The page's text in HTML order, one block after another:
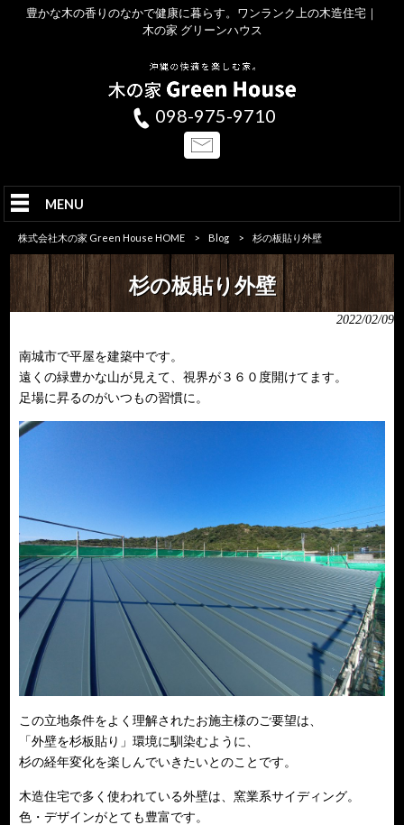
豊かな木の香りのなかで健康に暮らす。ワンランク上の木造住宅｜
木の家 グリーンハウス
098-975-9710
MENU
株式会社木の家 Green House HOME > Blog > 杉の板貼り外壁
杉の板貼り外壁
2022/02/09
南城市で平屋を建築中です。
遠くの緑豊かな山が見えて、視界が３６０度開けてます。
足場に昇るのがいつもの習慣に。
この立地条件をよく理解されたお施主様のご要望は、
「外壁を杉板貼り」環境に馴染むように、
杉の経年変化を楽しんでいきたいとのことです。
木造住宅で多く使われている外壁は、窯業系サイディング。
色・デザインがとても豊富です。